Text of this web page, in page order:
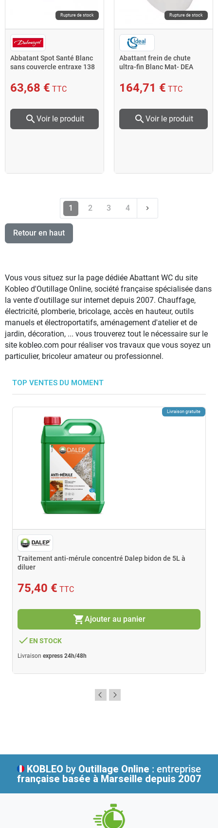
Rupture de stock
Abbatant Spot Santé Blanc
sans couvercle entraxe 138
63,68 € TTC
search Voir le produit
Rupture de stock
Abattant frein de chute
ultra-fin Blanc Mat- DEA
164,71 € TTC
search Voir le produit
1 2 3 4 keyboard_arrow_right
Retour en haut
Vous vous situez sur la page dédiée Abattant WC du site
Kobleo d'Outillage Online, société française spécialisée dans
la vente d'outillage sur internet depuis 2007. Chauffage,
électricité, plomberie, bricolage, accès en hauteur, outils
manuels et électroportatifs, aménagement d'atelier et de
jardin, décoration, ... vous trouverez tout le nécessaire sur le
site kobleo.com pour réaliser vos travaux que vous soyez un
particulier, bricoleur amateur ou professionnel.
TOP VENTES DU MOMENT
Livraison gratuite
Traitement anti-mérule concentré Dalep bidon de 5L à
diluer
75,40 € TTC
shopping_cartAjouter au panier
done EN STOCK
Livraison express 24h/48h
KOBLEO by Outillage Online : entreprise
française basée à Marseille depuis 2007